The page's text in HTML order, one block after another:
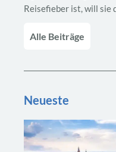
Reisefieber ist, will sie
Alle Beiträge
Neueste